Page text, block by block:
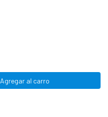
Agregar al carro